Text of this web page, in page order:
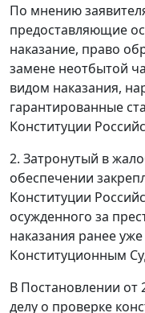
По мнению
предоставляющие
наказание, право
замене неотбытой
видом наказания,
гарантированные
Конституции
2. Затронутый в
обеспечении
Конституции
осужденного за
наказания ранее
Конституционным
В Постановлении от
делу о проверке